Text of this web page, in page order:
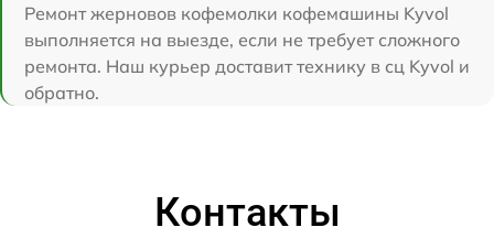
Ремонт жерновов кофемолки кофемашины Kyvol
выполняется на выезде, если не требует сложного
ремонта. Наш курьер доставит технику в сц Kyvol и
обратно.
Контакты